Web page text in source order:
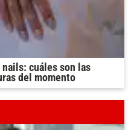
cuáles son las
del momento